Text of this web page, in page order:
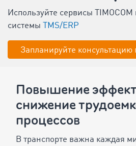
Используйте сервисы
системы
TMS/ERP
Запланируйте консультацию
Повышение
снижение
процессов
В транспорте важна каждая